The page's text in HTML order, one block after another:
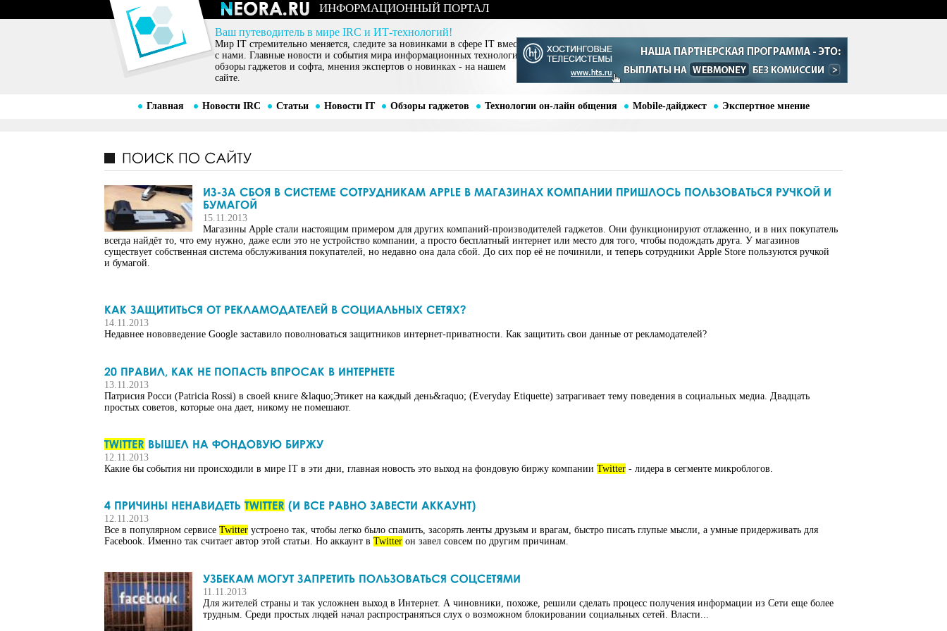
ИНФОРМАЦИОННЫЙ ПОРТАЛ
Ваш путеводитель в мире IRC и ИТ-технологий!
Мир IT стремительно меняется, следите за новинками в сфере IT вместе
с нами. Главные новости и события мира информационных технологий,
обзоры гаджетов и софта, мнения экспертов о новинках - на нашем
сайте.
Главная Новости IRC Статьи Новости IT Обзоры гаджетов Технологии он-лайн общения Mobile-дайджест Экспертное мнение
15.11.2013
Магазины Apple стали настоящим примером для других компаний-производителей гаджетов. Они функционируют отлаженно, и в них покупатель
всегда найдёт то, что ему нужно, даже если это не устройство компании, а просто бесплатный интернет или место для того, чтобы подождать друга. У магазинов
существует собственная система обслуживания покупателей, но недавно она дала сбой. До сих пор её не починили, и теперь сотрудники Apple Store пользуются ручкой
и бумагой.
14.11.2013
Недавнее нововведение Google заставило поволноваться защитников интернет-приватности. Как защитить свои данные от рекламодателей?
13.11.2013
Патрисия Росси (Patricia Rossi) в своей книге &laquo;Этикет на каждый день&raquo; (Everyday Etiquette) затрагивает тему поведения в социальных медиа. Двадцать
простых советов, которые она дает, никому не помешают.
12.11.2013
Какие бы события ни происходили в мире IT в эти дни, главная новость это выход на фондовую биржу компании Twitter - лидера в сегменте микроблогов.
12.11.2013
Все в популярном сервисе Twitter устроено так, чтобы легко было спамить, засорять ленты друзьям и врагам, быстро писать глупые мысли, а умные придерживать для
Facebook. Именно так считает автор этой статьи. Но аккаунт в Twitter он завел совсем по другим причинам.
11.11.2013
Для жителей страны и так усложнен выход в Интернет. А чиновники, похоже, решили сделать процесс получения информации из Сети еще более
трудным. Среди простых людей начал распространяться слух о возможном блокировании социальных сетей. Власти...